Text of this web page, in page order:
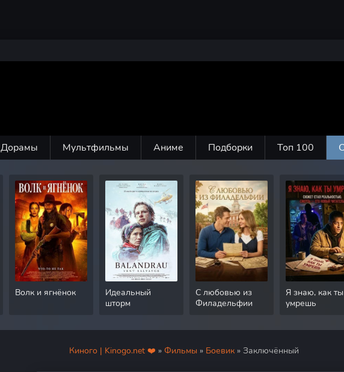
Дорамы Мультфильмы Аниме Подборки Топ 100
Волк и ягнёнок
Идеальный
шторм
С любовью из
Филадельфии
Я знаю, как ты
умрешь
Киного | Kinogo.net ❤️ » Фильмы » Боевик » Заключённый